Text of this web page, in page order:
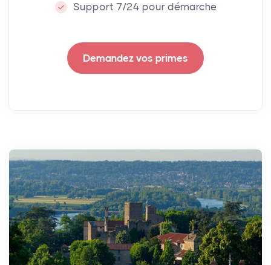
Support 7/24 pour démarche
Demandez vos primes